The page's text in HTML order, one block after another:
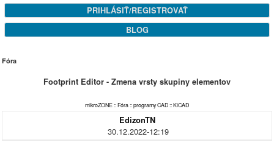
PRIHLÁSIŤ/REGISTROVAŤ
BLOG
Fóra
Footprint Editor - Zmena vrsty skupiny elementov
mikroZONE::Fóra::programy CAD::KiCAD
EdizonTN
30.12.2022-12:19